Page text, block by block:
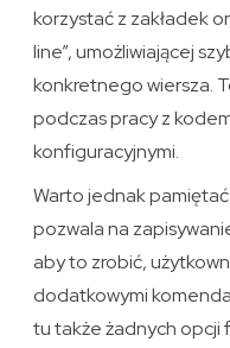
korzystać z zakładek
line”, umożliwiającej
konkretnego wiersza.
podczas pracy z
konfiguracyjnymi.
Warto jednak
pozwala na
aby to zrobić,
dodatkowymi
tu także żadnych opcji